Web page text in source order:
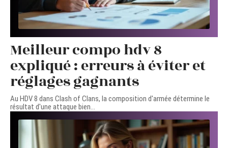
Meilleur compo hdv 8
expliqué : erreurs à éviter et
réglages gagnants
Au HDV 8 dans Clash of Clans, la composition d'armée détermine le
résultat d'une attaque bien